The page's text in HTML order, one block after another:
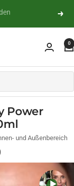
Next
für Schädlinge und 0
Power
und Außenbereich